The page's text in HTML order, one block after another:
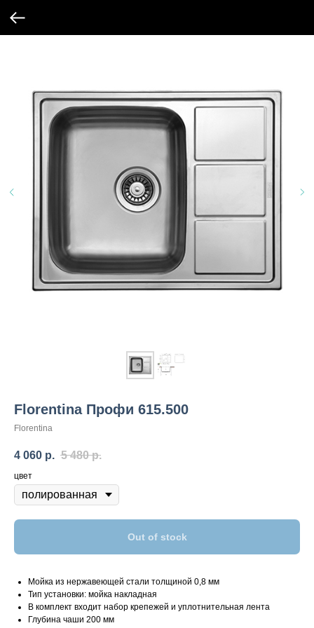
Florentina Профи 615.500
Florentina
4 060 р. 5 480 р.
цвет
Out of stock
Мойка из нержавеющей стали толщиной 0,8 мм
Тип установки: мойка накладная
В комплект входит набор крепежей и уплотнительная лента
Глубина чаши 200 мм